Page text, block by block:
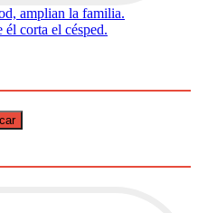
amplian la familia.
él corta el césped.